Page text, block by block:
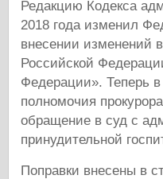
Редакцию Кодекса
2018 года изменил
внесении изменений
Российской
Федерации». Теперь
полномочия
обращение в суд с
принудительной
Поправки внесены в